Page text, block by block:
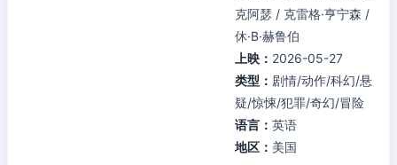
克阿瑟 / 克雷格·亨宁森 /
休·B·赫鲁伯
上映： 2026-05-27
类型： 剧情/动作/科幻/悬
疑/惊悚/犯罪/奇幻/冒险
语言： 英语
地区： 美国